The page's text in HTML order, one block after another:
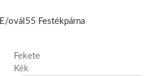
E/ovál55 Festékpárna
Fekete
Kék